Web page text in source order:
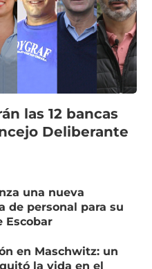
las 12 bancas
Deliberante
una nueva
de personal para su
Escobar
en Maschwitz: un
la vida en el